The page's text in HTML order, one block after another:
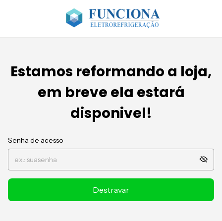
Estamos reformando a loja,
em breve ela estará
disponivel!
Senha de acesso
Destravar